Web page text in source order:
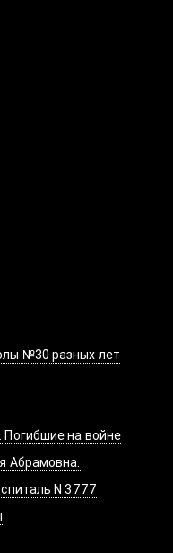
№30 разных лет
на войне
Абрамовна.
N 3777